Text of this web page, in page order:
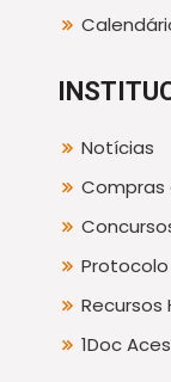
Notícias
Compras
Protocolo
Recursos
1Doc